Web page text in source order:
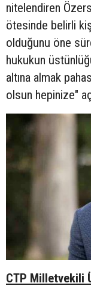
nitelendiren
ötesinde belirli
olduğunu öne
hukukun
altına almak
olsun hepinize"
CTP Milletvekili